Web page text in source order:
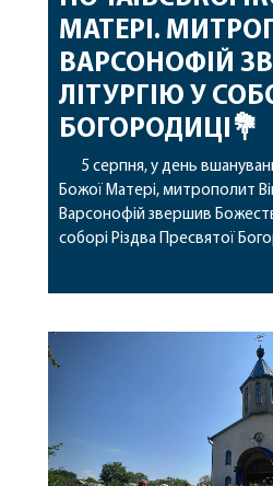
МАТЕРІ.
ВАРСОНОФІЙ
ЛІТУРГІЮ У
БОГОРОДИЦІ💐
5 серпня, у день
Божої Матері, митрополит
Варсонофій звершив
соборі Різдва Пресвятої
Його
священному сані. Під час
особливі молитви за мир в